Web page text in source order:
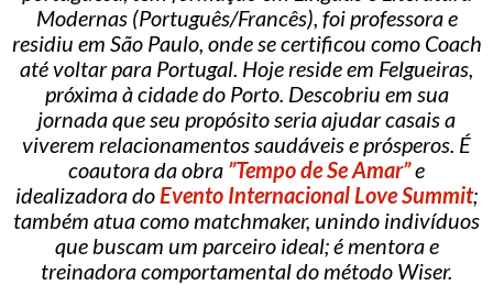
Modernas (Português/Francês), foi professora e
residiu em São Paulo, onde se certificou como Coach
até voltar para Portugal. Hoje reside em Felgueiras,
próxima à cidade do Porto. Descobriu em sua
jornada que seu propósito seria ajudar casais a
viverem relacionamentos saudáveis e prósperos. É
coautora da obra ”Tempo de Se Amar”e
idealizadora doEvento Internacional Love Summit;
também atua como matchmaker, unindo indivíduos
que buscam um parceiro ideal; é mentora e
treinadora comportamental do método Wiser.